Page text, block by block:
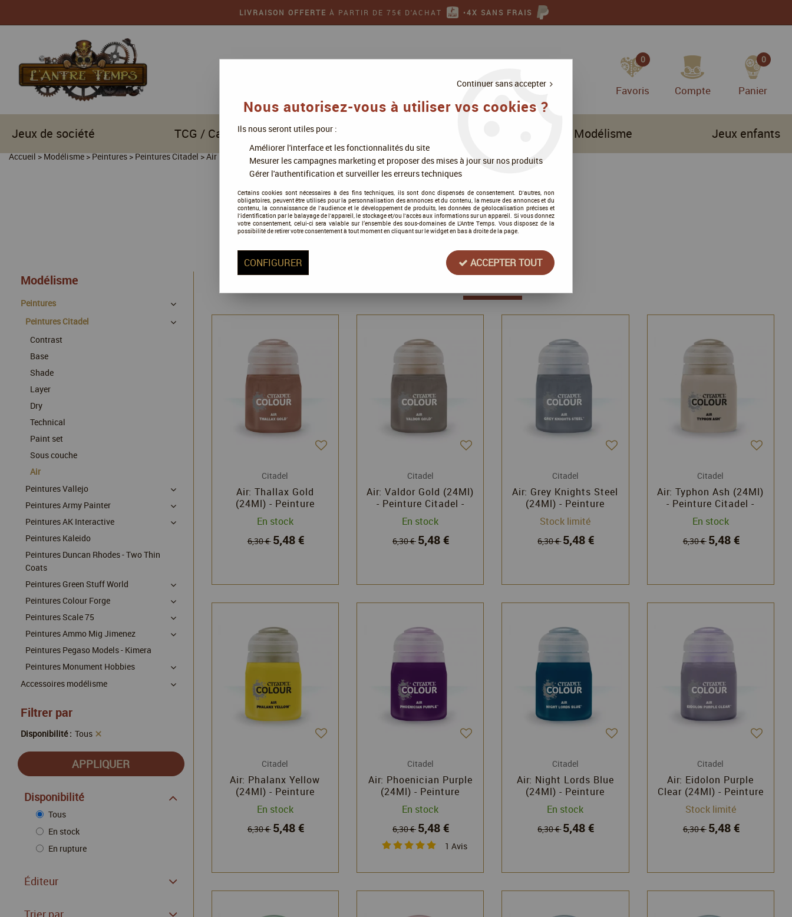
LIVRAISON OFFERTE À PARTIR DE 75€ D'ACHAT •4X SANS FRAIS
0
Favoris Compte
0
Panier
Jeux de société TCG / Cartes à collectionner Modélisme Jeux enfants
Accueil>Modélisme>Peintures>Peintures Citadel>Air
Air
Tous nos produits de la gamme
Modélisme
Peintures
Peintures Citadel
Contrast
Base
Shade
Layer
Dry
Technical
Paint set
Sous couche
Air
Peintures Vallejo
Peintures Army Painter
Peintures AK Interactive
Peintures Kaleido
Peintures Duncan Rhodes - Two Thin
Coats
Peintures Green Stuff World
Peintures Colour Forge
Peintures Scale 75
Peintures Ammo Mig Jimenez
Peintures Pegaso Models - Kimera
Peintures Monument Hobbies
Accessoires modélisme
Filtrer par
Disponibilité : Tous
Disponibilité
Tous
En stock
En rupture
Éditeur
Trier par
Citadel
Air: Thallax Gold
(24Ml) - Peinture
Citadel - Games
Workshop
En stock
6,30 € 5,48 €
Citadel
Air: Valdor Gold (24Ml)
- Peinture Citadel -
Games Workshop
En stock
6,30 € 5,48 €
Citadel
Air: Grey Knights Steel
(24Ml) - Peinture
Citadel - Games
Workshop
Stock limité
6,30 €5,48 €
Citadel
Air: Typhon Ash (24Ml)
- Peinture Citadel -
Games Workshop
En stock
6,30 € 5,48 €
Citadel
Air: Phalanx Yellow
(24Ml) - Peinture
Citadel - Games
Workshop
En stock
6,30 € 5,48 €
Citadel
Air: Phoenician Purple
(24Ml) - Peinture
Citadel - Games
Workshop
En stock
6,30 € 5,48 €
1 Avis
Citadel
Air: Night Lords Blue
(24Ml) - Peinture
Citadel - Games
Workshop
En stock
6,30 €5,48 €
Citadel
Air: Eidolon Purple
Clear (24Ml) - Peinture
Citadel - Games
Workshop
Stock limité
6,30 € 5,48 €
Continuer sans accepter
Nous autorisez-vous à utiliser vos cookies ?
Ils nous seront utiles pour :
Améliorer l'interface et les fonctionnalités du site
Mesurer les campagnes marketing et proposer des mises à jour sur nos produits
Gérer l'authentification et surveiller les erreurs techniques
Certains cookies sont nécessaires à des fins techniques, ils sont donc dispensés de consentement. D'autres, non
obligatoires, peuvent être utilisés pour la personnalisation des annonces et du contenu, la mesure des annonces et du
contenu, la connaissance de l'audience et le développement de produits, les données de géolocalisation précises et
l'identification par le balayage de l'appareil, le stockage et/ou l'accès aux informations sur un appareil. Si vous donnez
votre consentement, celui-ci sera valable sur l’ensemble des sous-domaines de L'Antre Temps. Vous disposez de la
possibilité de retirer votre consentement à tout moment en cliquant sur le widget en bas à droite de la page.
CONFIGURER ACCEPTER TOUT